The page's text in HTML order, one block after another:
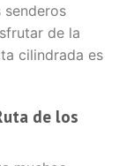
de la
cilindrada es
de los